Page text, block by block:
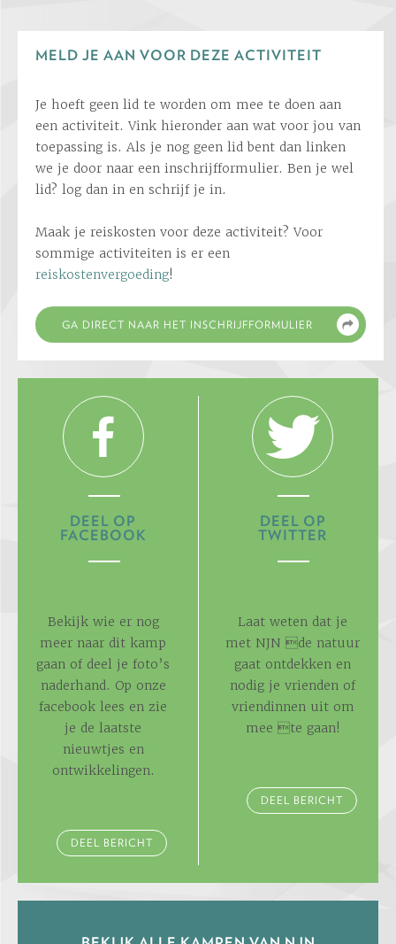
MELD JE AAN VOOR DEZE ACTIVITEIT
Je hoeft geen lid te worden om mee te doen aan
een activiteit. Vink hieronder aan wat voor jou van
toepassing is. Als je nog geen lid bent dan linken
we je door naar een inschrijfformulier. Ben je wel
lid? log dan in en schrijf je in.
Maak je reiskosten voor deze activiteit? Voor
sommige activiteiten is er een
reiskostenvergoeding!
DEEL OP
FACEBOOK
Bekijk wie er nog
meer naar dit kamp
gaan of deel je foto’s
naderhand. Op onze
facebook lees en zie
je de laatste
nieuwtjes en
ontwikkelingen.
DEEL BERICHT
DEEL OP
TWITTER
Laat weten dat je
met NJN de natuur
gaat ontdekken en
nodig je vrienden of
vriendinnen uit om
mee te gaan!
DEEL BERICHT